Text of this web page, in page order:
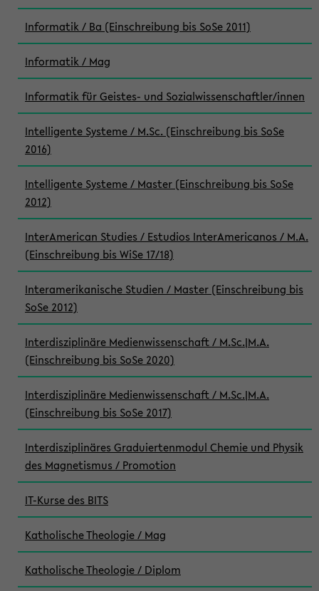
Informatik / Ba (Einschreibung bis SoSe 2011)
Informatik / Mag
Informatik für Geistes- und Sozialwissenschaftler/innen
Intelligente Systeme / M.Sc. (Einschreibung bis SoSe
2016)
Intelligente Systeme / Master (Einschreibung bis SoSe
2012)
InterAmerican Studies / Estudios InterAmericanos / M.A.
(Einschreibung bis WiSe 17/18)
Interamerikanische Studien / Master (Einschreibung bis
SoSe 2012)
Interdisziplinäre Medienwissenschaft / M.Sc.|M.A.
(Einschreibung bis SoSe 2020)
Interdisziplinäre Medienwissenschaft / M.Sc.|M.A.
(Einschreibung bis SoSe 2017)
Interdisziplinäres Graduiertenmodul Chemie und Physik
des Magnetismus / Promotion
IT-Kurse des BITS
Katholische Theologie / Mag
Katholische Theologie / Diplom